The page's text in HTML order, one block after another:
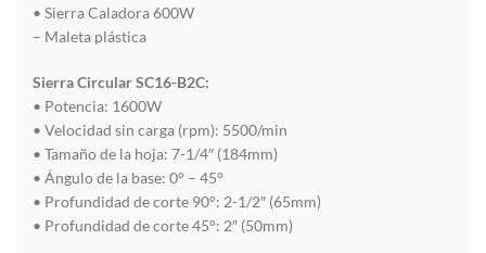
• Sierra Caladora 600W
– Maleta plástica
Sierra Circular SC16-B2C:
• Potencia: 1600W
• Velocidad sin carga (rpm): 5500/min
• Tamaño de la hoja: 7-1/4″ (184mm)
• Ángulo de la base: 0° – 45°
• Profundidad de corte 90°: 2-1/2″ (65mm)
• Profundidad de corte 45°: 2″ (50mm)